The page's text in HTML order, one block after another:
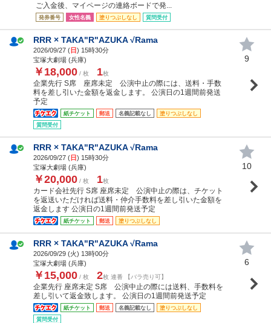
ご入金後、マイページの連絡ボードで発...
発券番号 女性名義 塗りつぶしなし 質問受付
RRR × TAKA"R"AZUKA √Rama
2026/09/27 (日) 15時30分
宝塚大劇場 (兵庫)
￥18,000 / 枚 1枚
企業先行 S席 座席未定 公演中止の際には、送料・手数
料を差し引いた金額を返金します。 公演日の1週間前発送
予定
紙チケット 郵送 名義記載なし
塗りつぶしなし
質問受付
9
RRR × TAKA"R"AZUKA √Rama
2026/09/27 (日) 15時30分
宝塚大劇場 (兵庫)
￥20,000 / 枚 1枚
カード会社先行 S席 座席未定 公演中止の際は、チケット
を返送いただければ送料・仲介手数料を差し引いた金額を
返金します 公演日の1週間前発送予定
紙チケット 郵送 塗りつぶしなし
10
RRR × TAKA"R"AZUKA √Rama
2026/09/29 (火) 13時00分
宝塚大劇場 (兵庫)
￥15,000 / 枚 2枚 連番 【バラ売り可】
企業先行 座席未定 S席 公演中止の際には送料、手数料を
差し引いて返金致します。 公演日の1週間前発送予定
紙チケット 郵送 名義記載なし
塗りつぶしなし
質問受付
6